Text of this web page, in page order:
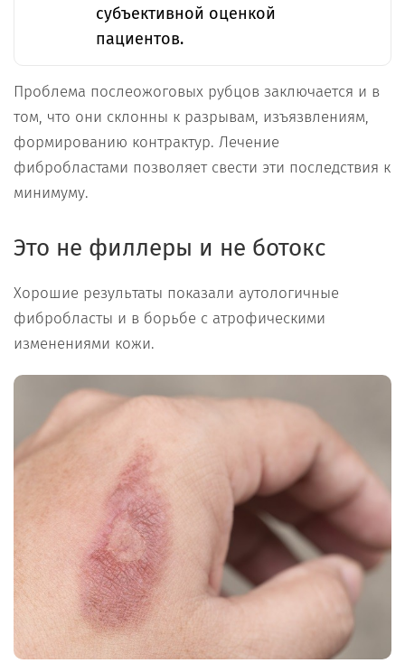
субъективной оценкой
пациентов.
Проблема послеожоговых рубцов заключается и в
том, что они склонны к разрывам, изъязвлениям,
формированию контрактур. Лечение
фибробластами позволяет свести эти последствия к
минимуму.
Это не филлеры и не ботокс
Хорошие результаты показали аутологичные
фибробласты и в борьбе с атрофическими
изменениями кожи.